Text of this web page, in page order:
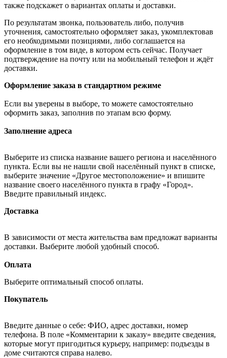
также подскажет о вариантах оплаты и доставки.
По результатам звонка, пользователь либо, получив
уточнения, самостоятельно оформляет заказ, укомплектовав
его необходимыми позициями, либо соглашается на
оформление в том виде, в котором есть сейчас. Получает
подтверждение на почту или на мобильный телефон и ждёт
доставки.
Оформление заказа в стандартном режиме
Если вы уверены в выборе, то можете самостоятельно
оформить заказ, заполнив по этапам всю форму.
Заполнение адреса
Выберите из списка название вашего региона и населённого
пункта. Если вы не нашли свой населённый пункт в списке,
выберите значение «Другое местоположение» и впишите
название своего населённого пункта в графу «Город».
Введите правильный индекс.
Доставка
В зависимости от места жительства вам предложат варианты
доставки. Выберите любой удобный способ.
Оплата
Выберите оптимальный способ оплаты.
Покупатель
Введите данные о себе: ФИО, адрес доставки, номер
телефона. В поле «Комментарии к заказу» введите сведения,
которые могут пригодиться курьеру, например: подъезды в
доме считаются справа налево.